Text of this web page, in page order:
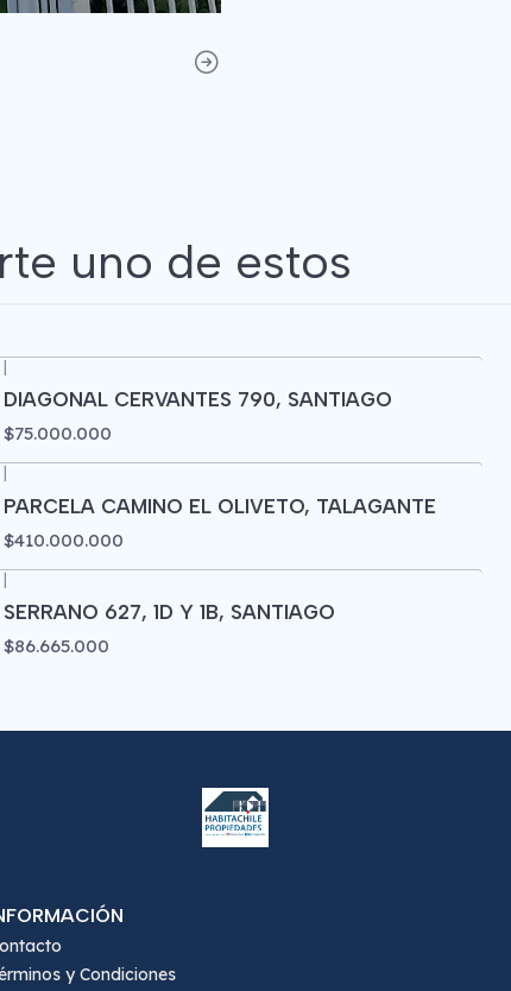
uno de estos
DIAGONAL CERVANTES 790, SANTIAGO
$75.000.000
PARCELA CAMINO EL OLIVETO, TALAGANTE
$410.000.000
SERRANO 627, 1D Y 1B, SANTIAGO
$86.665.000
y Condiciones